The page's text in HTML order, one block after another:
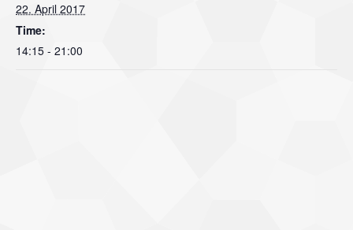
22. April 2017
Time:
14:15 - 21:00